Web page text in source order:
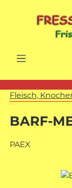
Fleisch,
BARF-
PAEX
Bildergalerie